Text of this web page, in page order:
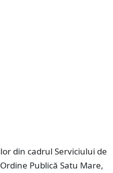
din cadrul Serviciului de
Publică Satu Mare,